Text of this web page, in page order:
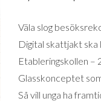
Väla slog
Digital skattjakt ska
Etableringskollen –
Glasskonceptet
Så vill unga ha